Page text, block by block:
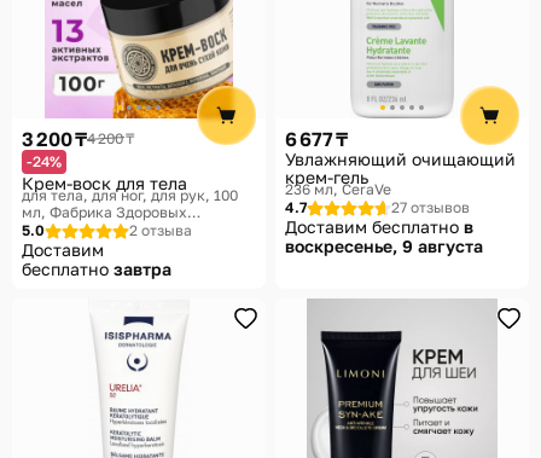
3 200 ₸4 200 ₸
-24%
Крем-воск для тела
для тела, для ног, для рук, 100
мл Фабрика Здоровых
Продуктов
5.0 2 отзыва
Доставим
бесплатно завтра
6 677 ₸
Увлажняющий очищающий
крем-гель
236 мл CeraVe
4.7
27 отзывов
Доставим бесплатно в
воскресенье, 9 августа